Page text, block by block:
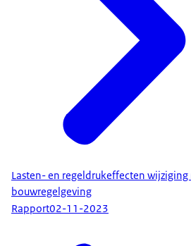
Lasten- en regeldrukeffecten
bouwregelgeving
Rapport02-11-2023